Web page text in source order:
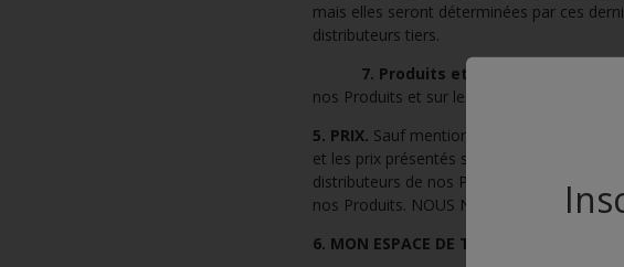
mais elles seront déterminées par ces
distributeurs tiers.
7. Produits et couleurs.
Ces
nos Produits et sur les différentes couleurs
5. PRIX. Sauf mention contraire dans les
et les prix présentés sur le Site Web le
distributeurs de nos Produits. Veuillez
nos Produits. NOUS NE POUVONS ÊTRE
6. MON ESPACE DE TRAVAIL.